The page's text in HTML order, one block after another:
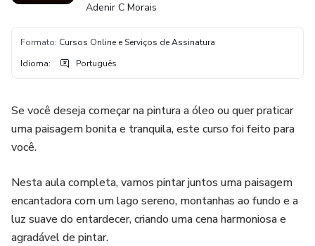
Adenir C Morais
Formato: Cursos Online e Serviços de Assinatura
Idioma: Português
Se você deseja começar na pintura a óleo ou quer praticar
uma paisagem bonita e tranquila, este curso foi feito para
você.
Nesta aula completa, vamos pintar juntos uma paisagem
encantadora com um lago sereno, montanhas ao fundo e a
luz suave do entardecer, criando uma cena harmoniosa e
agradável de pintar.